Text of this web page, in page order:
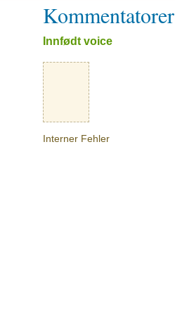
Kommentatorer
Innfødt voice
Interner Fehler